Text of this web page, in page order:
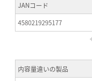
JANコード
4580219295177
内容量違いの製品